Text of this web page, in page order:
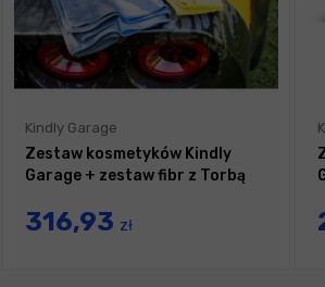
Kindly Garage
Zestaw kosmetyków Kindly
Garage + zestaw fibr z Torbą
316,93 zł